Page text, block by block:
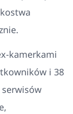
kamerkami
i 38
serwisów